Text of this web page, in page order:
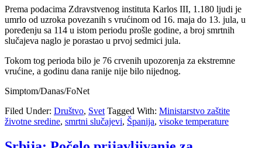
Prema podacima Zdravstvenog instituta Karlos III, 1.180 ljudi je
umrlo od uzroka povezanih s vrućinom od 16. maja do 13. jula, u
poređenju sa 114 u istom periodu prošle godine, a broj smrtnih
slučajeva naglo je porastao u prvoj sedmici jula.
Tokom tog perioda bilo je 76 crvenih upozorenja za ekstremne
vrućine, a godinu dana ranije nije bilo nijednog.
Simptom/Danas/FoNet
Filed Under: Društvo, Svet Tagged With: Ministarstvo zaštite
životne sredine, smrtni slučajevi, Španija, visoke temperature